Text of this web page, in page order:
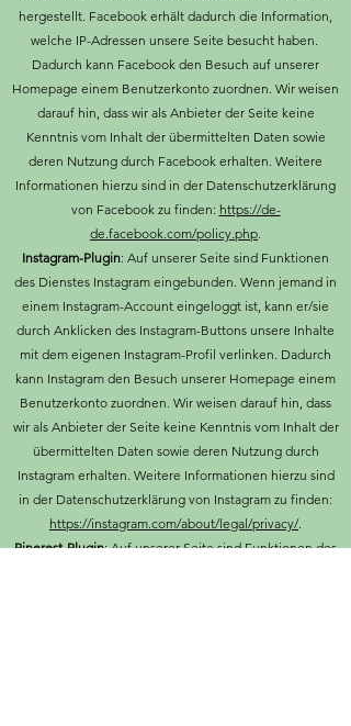
hergestellt. Facebook erhält dadurch die Information,
welche IP-Adressen unsere Seite besucht haben.
Dadurch kann Facebook den Besuch auf unserer
Homepage einem Benutzerkonto zuordnen. Wir weisen
darauf hin, dass wir als Anbieter der Seite keine
Kenntnis vom Inhalt der übermittelten Daten sowie
deren Nutzung durch Facebook erhalten. Weitere
Informationen hierzu sind in der Datenschutzerklärung
von Facebook zu finden: https://de-
de.facebook.com/policy.php.
Instagram-Plugin: Auf unserer Seite sind Funktionen
des Dienstes Instagram eingebunden. Wenn jemand in
einem Instagram-Account eingeloggt ist, kann er/sie
durch Anklicken des Instagram-Buttons unsere Inhalte
mit dem eigenen Instagram-Profil verlinken. Dadurch
kann Instagram den Besuch unserer Homepage einem
Benutzerkonto zuordnen. Wir weisen darauf hin, dass
wir als Anbieter der Seite keine Kenntnis vom Inhalt der
übermittelten Daten sowie deren Nutzung durch
Instagram erhalten. Weitere Informationen hierzu sind
in der Datenschutzerklärung von Instagram zu finden:
https://instagram.com/about/legal/privacy/.
Pinerest-Plugin: Auf unserer Seite sind Funktionen des